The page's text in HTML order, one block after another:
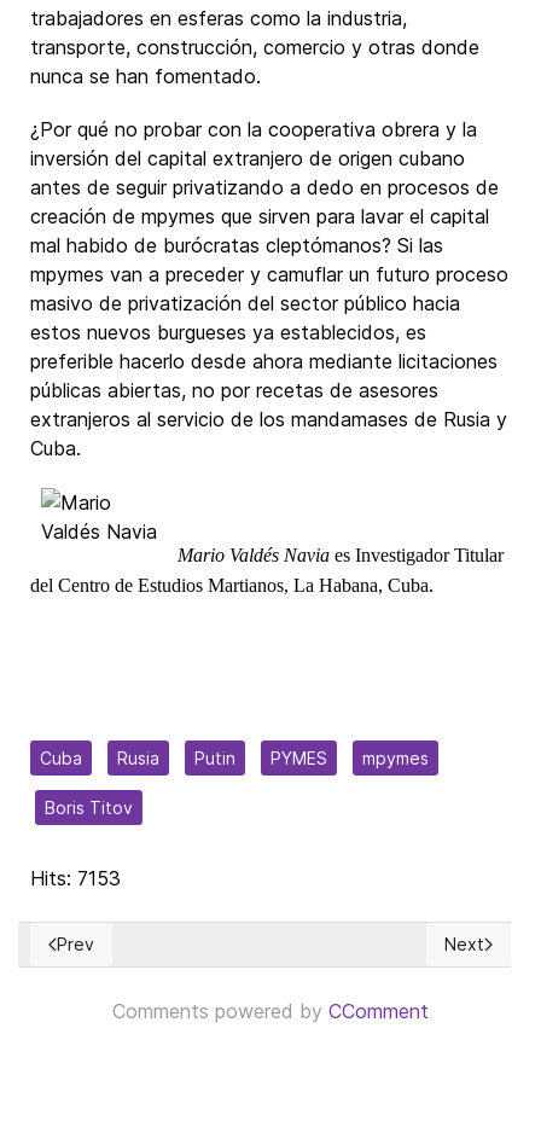
trabajadores en esferas como la industria,
transporte, construcción, comercio y otras donde
nunca se han fomentado.
¿Por qué no probar con la cooperativa obrera y la
inversión del capital extranjero de origen cubano
antes de seguir privatizando a dedo en procesos de
creación de mpymes que sirven para lavar el capital
mal habido de burócratas cleptómanos? Si las
mpymes van a preceder y camuflar un futuro proceso
masivo de privatización del sector público hacia
estos nuevos burgueses ya establecidos, es
preferible hacerlo desde ahora mediante licitaciones
públicas abiertas, no por recetas de asesores
extranjeros al servicio de los mandamases de Rusia y
Cuba.
Mario Valdés Navia es Investigador Titular
del Centro de Estudios Martianos, La Habana, Cuba.
Cuba Rusia Putin PYMES mpymes
Boris Titov
Hits: 7153
Previous article: DÍAZ-CANEL – 'Un mal gobernante en toda
Prev Next
Next
Comments powered by CComment